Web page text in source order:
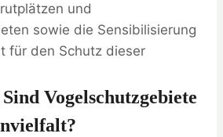
und
sowie die Sensibilisierung
für den Schutz dieser
Vogelschutzgebiete